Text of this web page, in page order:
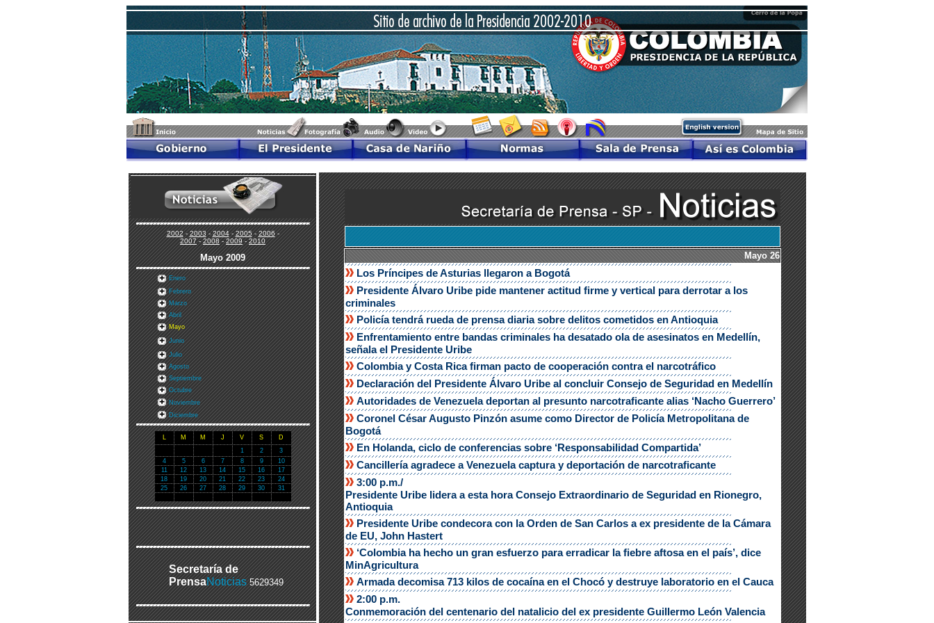
2002-2003-2004-2005-2006-
2007-2008-2009-2010
Mayo 2009
Enero
Febrero
Marzo
Abril
Mayo
Junio
Julio
Agosto
Septiembre
Octubre
Noviembre
Diciembre
L M M J V S
D
1
2
3
4
5 6 7 8 9
10
11
12 13 14 15 16
17
18
19 20 21 22 23
24
25
26 27 28 29 30 31
Secretaría de
PrensaNoticias 5629349
Mayo 26
Los Príncipes de Asturias llegaron a Bogotá
Presidente Álvaro Uribe pide mantener actitud firme y vertical para derrotar a los
criminales
Policía tendrá rueda de prensa diaria sobre delitos cometidos en Antioquia
Enfrentamiento entre bandas criminales ha desatado ola de asesinatos en Medellín,
señala el Presidente Uribe
Colombia y Costa Rica firman pacto de cooperación contra el narcotráfico
Declaración del Presidente Álvaro Uribe al concluir Consejo de Seguridad en Medellín
Autoridades de Venezuela deportan al presunto narcotraficante alias ‘Nacho Guerrero’
Coronel César Augusto Pinzón asume como Director de Policía Metropolitana de
Bogotá
En Holanda, ciclo de conferencias sobre ‘Responsabilidad Compartida’
Cancillería agradece a Venezuela captura y deportación de narcotraficante
3:00 p.m./
Presidente Uribe lidera a esta hora Consejo Extraordinario de Seguridad en Rionegro,
Antioquia
Presidente Uribe condecora con la Orden de San Carlos a ex presidente de la Cámara
de EU, John Hastert
‘Colombia ha hecho un gran esfuerzo para erradicar la fiebre aftosa en el país’, dice
MinAgricultura
Armada decomisa 713 kilos de cocaína en el Chocó y destruye laboratorio en el Cauca
2:00 p.m.
Conmemoración del centenario del natalicio del ex presidente Guillermo León Valencia